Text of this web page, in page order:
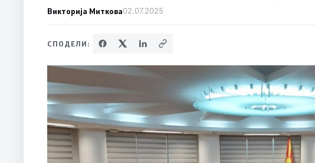
Викторија Миткова02.07.2025
СПОДЕЛИ: